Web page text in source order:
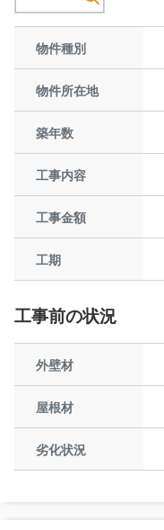
物件種別
物件所在地
築年数
工事内容
工事金額
工期
工事前の状況
外壁材
屋根材
劣化状況